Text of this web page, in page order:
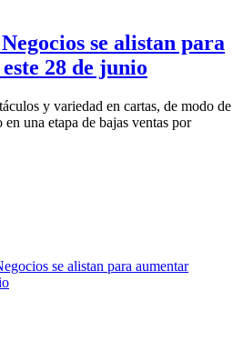
se alistan para
28 de junio
y variedad en cartas, de modo de
una etapa de bajas ventas por